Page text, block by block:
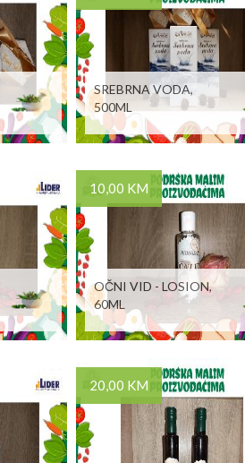
SREBRNA VODA,
500ML
10,00 KM
OČNI VID - LOSION,
60ML
20,00 KM